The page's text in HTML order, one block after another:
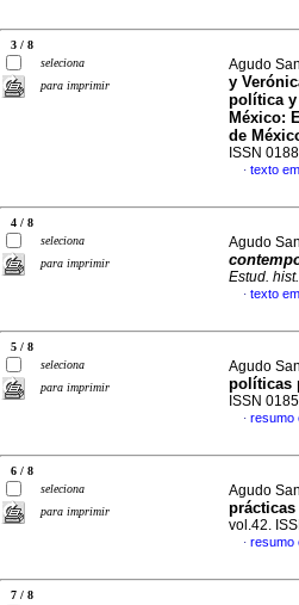
3 / 8
seleciona
para imprimir
Agudo
y
política y
México:
de
ISSN
· texto
4 / 8
seleciona
para imprimir
Agudo
Estud.
· texto
5 / 8
seleciona
para imprimir
Agudo
políticas
ISSN
· resumo
6 / 8
seleciona
para imprimir
Agudo
vol.42.
· resumo
7 / 8